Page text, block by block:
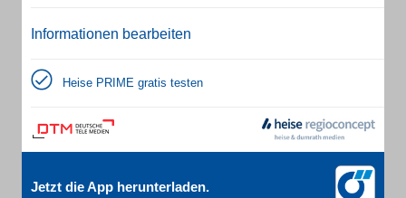
Informationen bearbeiten
Heise PRIME gratis testen
Jetzt die App herunterladen.